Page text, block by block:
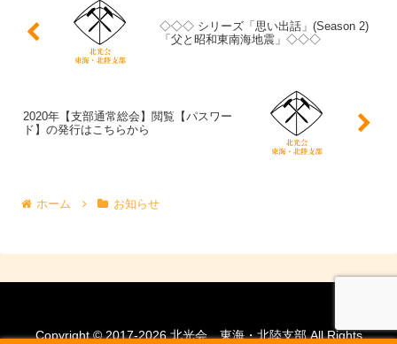
◇◇◇ シリーズ「思い出話」(Season 2)
「父と昭和東南海地震」◇◇◇
2020年【支部通常総会】閲覧【パスワー
ド】の発行はこちらから
ホーム お知らせ
Copyright © 2017-2026 北光会 東海・北陸支部 All Rights